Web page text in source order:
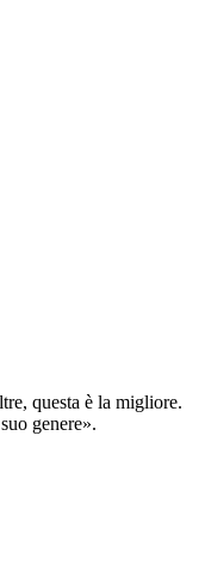
questa è la migliore.
genere».